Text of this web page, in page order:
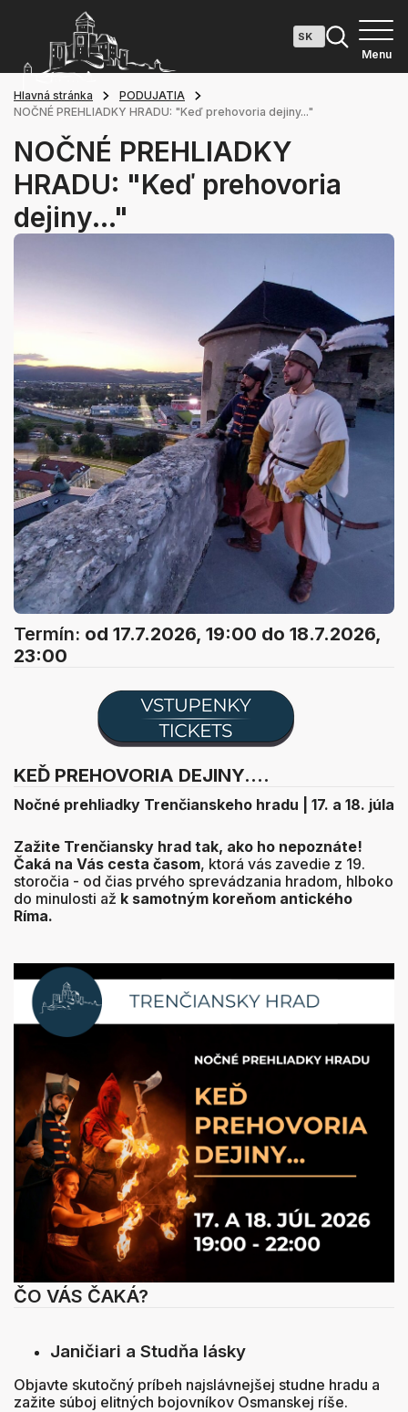
Menu
Hlavná stránka
PODUJATIA
NOČNÉ PREHLIADKY HRADU: "Keď prehovoria dejiny..."
NOČNÉ PREHLIADKY
HRADU: "Keď prehovoria
dejiny..."
Termín: od 17.7.2026, 19:00 do 18.7.2026,
23:00
KEĎ PREHOVORIA DEJINY....
Nočné prehliadky Trenčianskeho hradu | 17. a 18. júla
Zažite Trenčiansky hrad tak, ako ho nepoznáte!
Čaká na Vás cesta časom, ktorá vás zavedie z 19.
storočia - od čias prvého sprevádzania hradom, hlboko
do minulosti až k samotným koreňom antického
Ríma.
ČO VÁS ČAKÁ?
Janičiari a Studňa lásky
Objavte skutočný príbeh najslávnejšej studne hradu a
zažite súboj elitných bojovníkov Osmanskej ríše.